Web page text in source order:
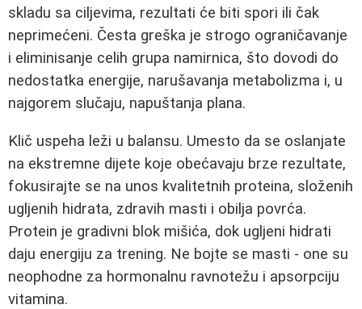
skladu sa ciljevima, rezultati će biti spori ili čak
neprimećeni. Česta greška je strogo ograničavanje
i eliminisanje celih grupa namirnica, što dovodi do
nedostatka energije, narušavanja metabolizma i, u
najgorem slučaju, napuštanja plana.
Klič uspeha leži u balansu. Umesto da se oslanjate
na ekstremne dijete koje obećavaju brze rezultate,
fokusirajte se na unos kvalitetnih proteina, složenih
ugljenih hidrata, zdravih masti i obilja povrća.
Protein je gradivni blok mišića, dok ugljeni hidrati
daju energiju za trening. Ne bojte se masti - one su
neophodne za hormonalnu ravnotežu i apsorpciju
vitamina.